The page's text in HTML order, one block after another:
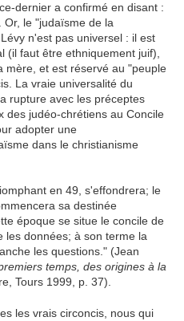
dernier a confirmé en disant :
Or, le "judaïsme de la
n'est pas universel : il est
(il faut être ethniquement juif),
mère, et est réservé au "peuple
La vraie universalité du
rupture avec les préceptes
des judéo-chrétiens au Concile
adopter une
dans le christianisme
en 49, s'effondrera; le
sa destinée
époque se situe le concile de
les données; à son terme la
les questions." (Jean
temps, des origines à la
Tours 1999, p. 37).
les vrais circoncis, nous qui